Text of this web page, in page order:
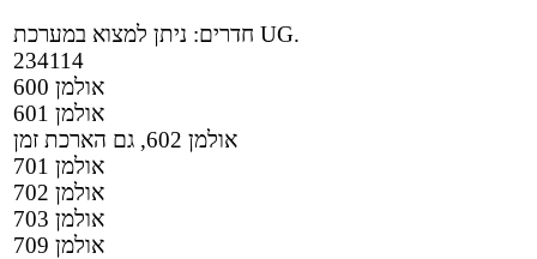
חדרים: ניתן למצוא במערכת UG.
234114
אולמן 600
אולמן 601
אולמן 602, גם הארכת זמן
אולמן 701
אולמן 702
אולמן 703
אולמן 709